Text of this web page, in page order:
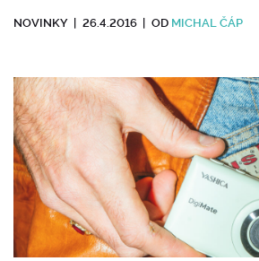
NOVINKY 26.4.2016 OD MICHAL ČÁP